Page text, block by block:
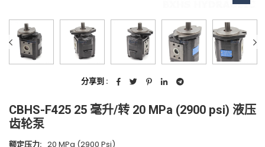
分享到 :
CBHS-F425 25 毫升/转 20 MPa (2900 psi) 液压
齿轮泵
额定压力: 20 MPa (2900 Psi)